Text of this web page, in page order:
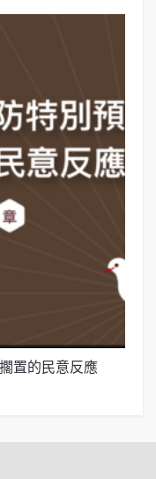
置的民意反應